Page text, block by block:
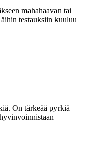
mahahaavan tai
testauksiin kuuluu
On tärkeää pyrkiä